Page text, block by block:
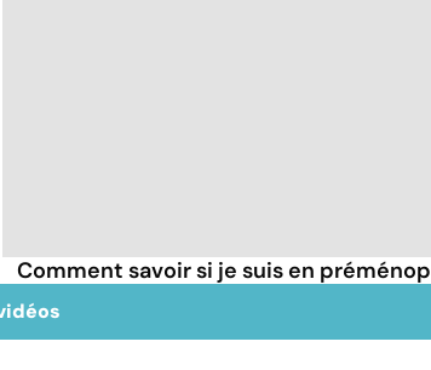
Comment savoir si je suis en